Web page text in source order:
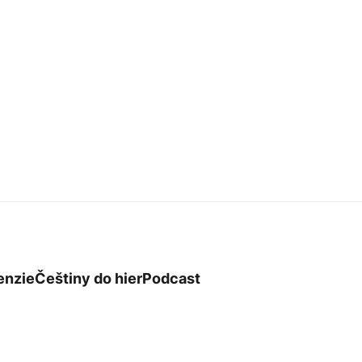
Češtiny do hierPodcast